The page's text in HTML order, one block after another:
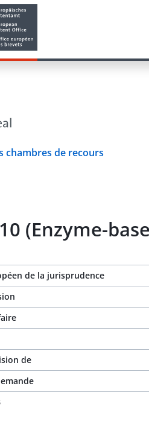
chambres de recours
(Enzyme-
de la jurisprudence
de